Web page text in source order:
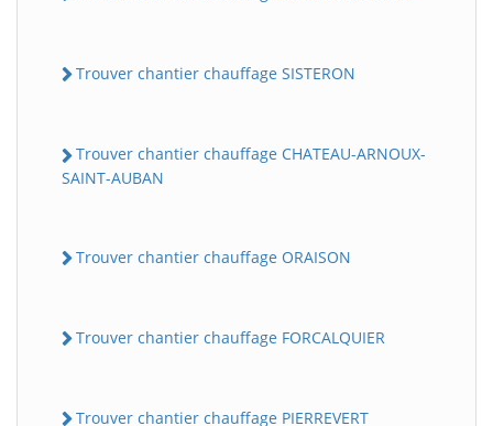
Trouver chantier chauffage SISTERON
Trouver chantier chauffage CHATEAU-ARNOUX-
SAINT-AUBAN
Trouver chantier chauffage ORAISON
Trouver chantier chauffage FORCALQUIER
Trouver chantier chauffage PIERREVERT